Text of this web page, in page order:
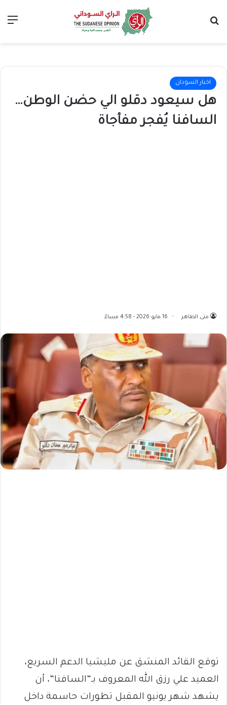
اخبار السودان
هل سيعود دقلو الي حضن الوطن…
السافنا يُفجر مفأجاة
منى الطاهر 16 مايو 2026 - 4:58 مساءً
توقع القائد المنشق عن مليشيا الدعم السريع،
العميد علي رزق الله المعروف بـ”السافنا”، أن
يشهد شهر يونيو المقبل تطورات حاسمة داخل